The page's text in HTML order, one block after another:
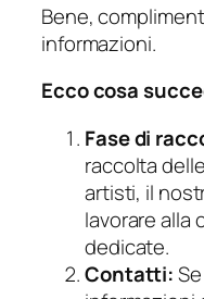
Bene,
informazioni.
Ecco cosa
Fase di
raccolta
artisti, il
lavorare alla
dedicate.
Contatti: